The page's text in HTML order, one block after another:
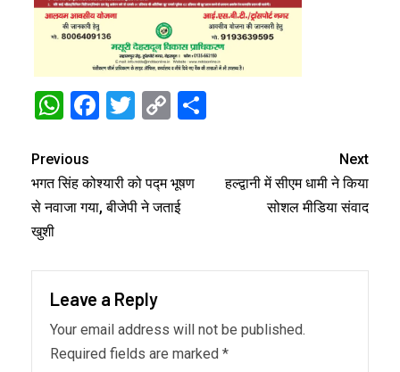
WhatsApp
Facebook
Twitter
Copy
Previous
भगत सिंह कोश्यारी को पद्म भूषण
से नवाजा गया, बीजेपी ने जताई
खुशी
Next
हल्द्वानी में सीएम धामी ने किया
सोशल मीडिया संवाद
Leave a Reply
Your email address will not be published.
Required fields are marked *